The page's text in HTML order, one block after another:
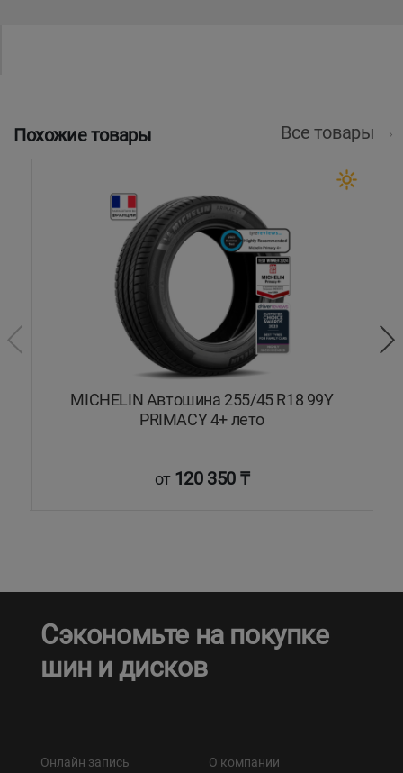
Похожие товары Все товары
MICHELIN Автошина 255/45 R18 99Y
PRIMACY 4+ лето
от 120 350 ₸
Сэкономьте на покупке
шин и дисков
Онлайн запись
О компании